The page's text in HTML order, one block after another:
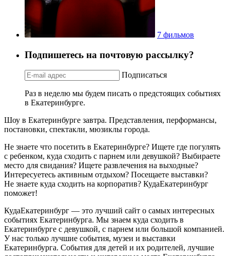
7 фильмов
Подпишетесь на почтовую рассылку?
Подписаться
Раз в неделю мы будем писать о предстоящих событиях
в Екатеринбурге.
Шоу в Екатеринбурге завтра. Представления, перформансы,
постановки, спектакли, мюзиклы города.
Не знаете что посетить в Екатеринбурге? Ищете где погулять
с ребенком, куда сходить с парнем или девушкой? Выбираете
место для свидания? Ищете развлечения на выходные?
Интересуетесь активным отдыхом? Посещаете выставки?
Не знаете куда сходить на корпоратив? КудаЕкатеринбург
поможет!
КудаЕкатеринбург — это лучший сайт о самых интересных
событиях Екатеринбурга. Мы знаем куда сходить в
Екатеринбурге с девушкой, с парнем или большой компанией.
У нас только лучшие события, музеи и выставки
Екатеринбурга. События для детей и их родителей, лучшие